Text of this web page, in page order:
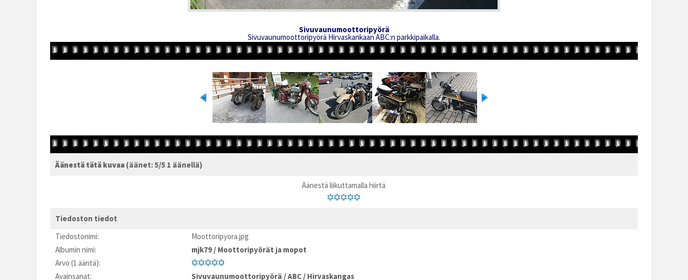
Sivuvaunumoottoripyörä
Sivuvaunumoottoripyörä Hirvaskankaan ABC:n parkkipaikalla.
Äänestä tätä kuvaa (äänet: 5/5 1 äänellä)
Äänestä liikuttamalla hiirtä
Tiedoston tiedot
Tiedostonimi:
Moottoripyora.jpg
Albumin nimi:
mjk79 / Moottoripyörät ja mopot
Arvo (1 ääntä):
Avainsanat:
Sivuvaunumoottoripyörä /ABC / Hirvaskangas